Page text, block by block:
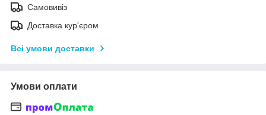
Самовивіз
Доставка кур'єром
Всі умови доставки
Умови оплати